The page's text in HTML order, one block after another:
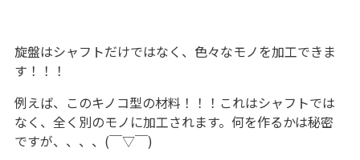
旋盤はシャフトだけではなく、色々なモノを加工できま
す！！！
例えば、このキノコ型の材料！！！これはシャフトでは
なく、全く別のモノに加工されます。何を作るかは秘密
ですが、、、、(￣▽￣)